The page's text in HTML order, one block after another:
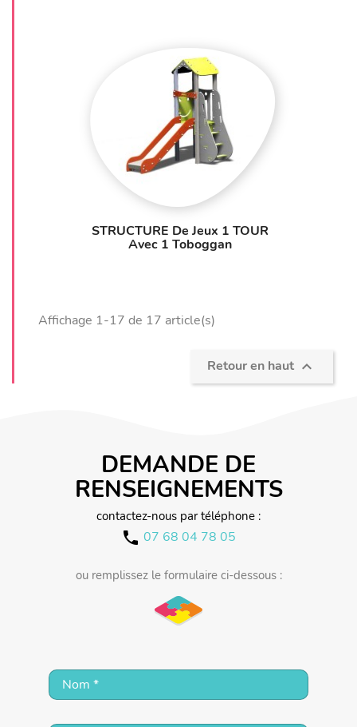
STRUCTURE De Jeux 1 TOUR
Avec 1 Toboggan
Affichage 1-17 de 17 article(s)
Retour en haut 
DEMANDE DE
RENSEIGNEMENTS
contactez-nous par téléphone :
call 07 68 04 78 05
ou remplissez le formulaire ci-dessous :